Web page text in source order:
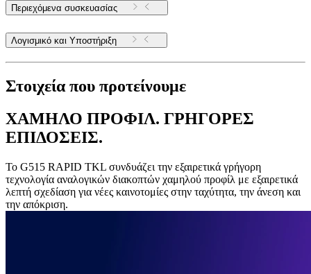
Περιεχόμενα συσκευασίας
Λογισμικό και Υποστήριξη
Στοιχεία που προτείνουμε
ΧΑΜΗΛΟ ΠΡΟΦΙΛ. ΓΡΗΓΟΡΕΣ
ΕΠΙΔΟΣΕΙΣ.
Το G515 RAPID TKL συνδυάζει την εξαιρετικά γρήγορη
τεχνολογία αναλογικών διακοπτών χαμηλού προφίλ με εξαιρετικά
λεπτή σχεδίαση για νέες καινοτομίες στην ταχύτητα, την άνεση και
την απόκριση.